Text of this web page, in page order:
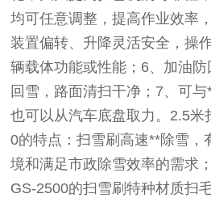
均可任意调整，提高作业效率
装置偏转、升降灵活安全，操
辆载体功能或性能；6、加油
回雪，路面清扫干净；7、可与
也可以从汽车底盘取力。2.5米
0的特点：扫雪刷高速**除雪，
境和满足市政除雪效率的需求
GS-2500的扫雪刷特种材质扫